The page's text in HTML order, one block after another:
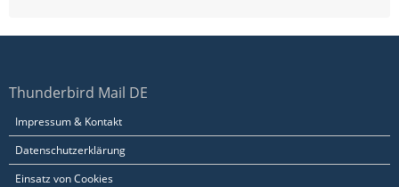
Thunderbird Mail DE
Impressum & Kontakt
Datenschutzerklärung
Einsatz von Cookies